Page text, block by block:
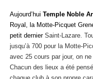
Aujourd’hui Temple Noble
Royal, la Motte-Picquet
petit dernier Saint-Lazare.
jusqu’à 700 pour la Motte-
avec 25 cours par jour, on
Chacun des lieux a été